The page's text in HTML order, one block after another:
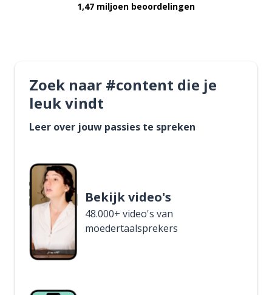
1,47 miljoen beoordelingen
Zoek naar #content die je
leuk vindt
Leer over jouw passies te spreken
Bekijk video's
48.000+ video's van
moedertaalsprekers